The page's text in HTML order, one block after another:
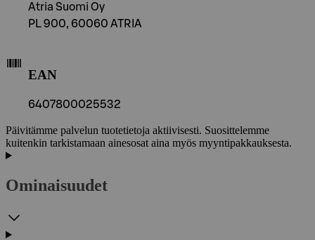
Atria Suomi Oy
PL 900, 60060 ATRIA
EAN
6407800025532
Päivitämme palvelun tuotetietoja aktiivisesti. Suosittelemme
kuitenkin tarkistamaan ainesosat aina myös myyntipakkauksesta.
Ominaisuudet